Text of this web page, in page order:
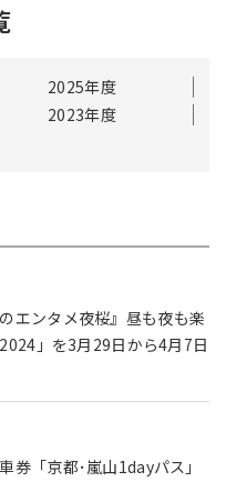
2025年度
2023年度
エンタメ夜桜』昼も夜も楽
」を3月29日から4月7日
券「京都･嵐山1dayパス」